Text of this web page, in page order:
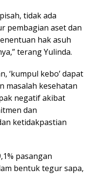
tidak ada
pembagian aset dan
hak asuh
terang Yulinda.
‘kumpul kebo’ dapat
masalah kesehatan
negatif akibat
dan
ketidakpastian
pasangan
bentuk tegur sapa,